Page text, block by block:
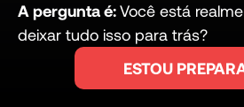
A pergunta é:Você está
deixar tudo isso para trás?
ESTOU